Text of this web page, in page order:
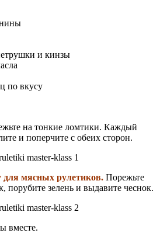
и кинзы
по вкусу
на тонкие ломтики. Каждый
и поперчите с обеих сторон.
для мясных рулетиков. Порежьте
порубите зелень и выдавите чеснок.
вместе.